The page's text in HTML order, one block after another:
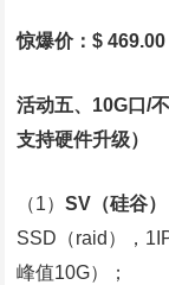
惊爆价：$ 469.00
活动五、10G口/
支持硬件升级）
（1）SV （硅谷）
SSD（raid），
峰值10G）；